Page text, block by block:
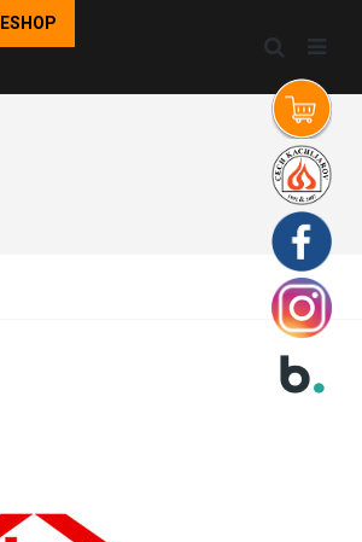
ESHOP